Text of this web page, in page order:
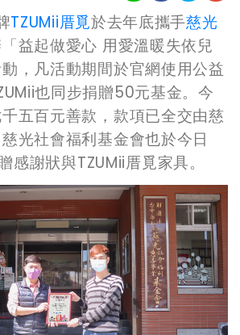
TZUMii厝覓於去年底攜手慈光
益起做愛心 用愛溫暖失依兒
，凡活動期間於官網使用公益
也同步捐贈50元基金。今
五百元善款，款項已全交由慈
光社會福利基金會也於今日
謝狀與TZUMii厝覓家具。